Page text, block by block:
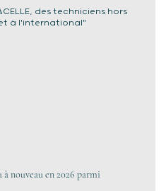
des techniciens hors
à l'international"
nouveau en 2026 parmi